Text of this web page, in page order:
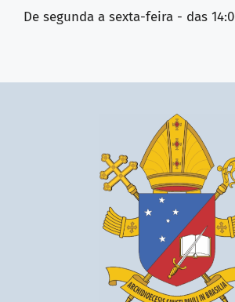
De segunda a sexta-feira - das